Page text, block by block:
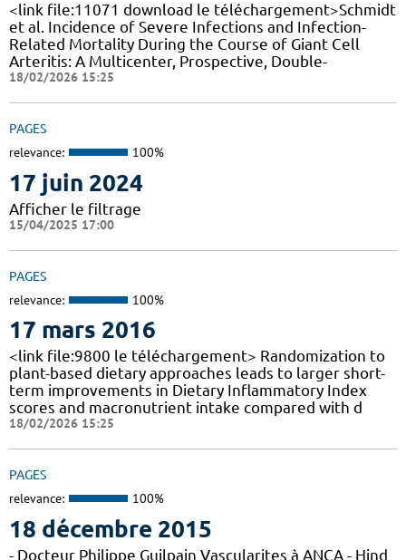
<link file:11071 download le téléchargement>Schmidt
et al. Incidence of Severe Infections and Infection-
Related Mortality During the Course of Giant Cell
Arteritis: A Multicenter, Prospective, Double-
18/02/2026 15:25
PAGES
relevance: 100%
17 juin 2024
Afficher le filtrage
15/04/2025 17:00
PAGES
relevance: 100%
17 mars 2016
<link file:9800 le téléchargement> Randomization to
plant-based dietary approaches leads to larger short-
term improvements in Dietary Inflammatory Index
scores and macronutrient intake compared with d
18/02/2026 15:25
PAGES
relevance: 100%
18 décembre 2015
- Docteur Philippe Guilpain Vascularites à ANCA - Hind